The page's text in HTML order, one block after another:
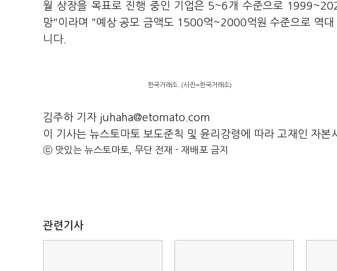
월 상장을 목표로 진행 중인 기업은 5~6개 수준으로
망"이라며 "예상 공모 금액도 1500억~2000억원 수준으로 역
니다.
한국거래소. (사진=한국거래소)
김주하 기자 juhaha@etomato.com
이 기사는 뉴스토마토 보도준칙 및 윤리강령에 따라 고재인 자본
ⓒ 맛있는 뉴스토마토, 무단 전재 - 재배포 금지
관련기사